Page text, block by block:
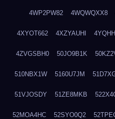
4WP2PW82 4WQWQXX8
4XYOT662 4XZYAUHI
4ZVGSBH0 50JO9B1K
510NBX1W 5160U7JM
51VJOSDY 51ZE8MKB
52MOA4HC 52SYO0Q2